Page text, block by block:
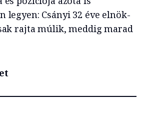
legyen: Csányi 32 éve elnök-
rajta múlik, meddig marad